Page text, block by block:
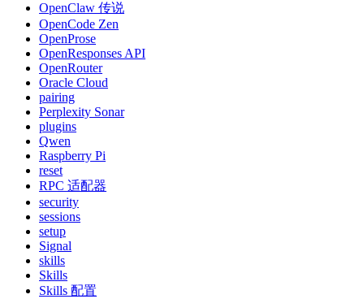
OpenClaw 传说
OpenCode Zen
OpenProse
OpenResponses API
OpenRouter
Oracle Cloud
pairing
Perplexity Sonar
plugins
Qwen
Raspberry Pi
reset
RPC 适配器
security
sessions
setup
Signal
skills
Skills
Skills 配置